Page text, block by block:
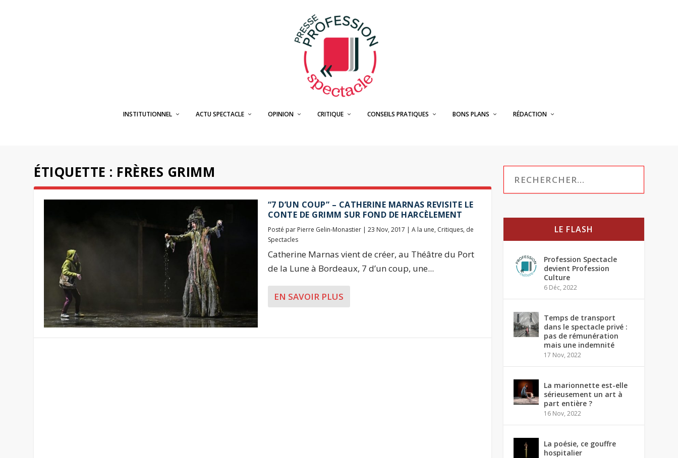
INSTITUTIONNEL ACTU SPECTACLE OPINION CRITIQUE CONSEILS PRATIQUES BONS PLANS RÉDACTION
ÉTIQUETTE : FRÈRES GRIMM
“7 D’UN COUP” – CATHERINE MARNAS REVISITE LE
CONTE DE GRIMM SUR FOND DE HARCÈLEMENT
Posté par Pierre Gelin-Monastier| 23 Nov, 2017 | A la une, Critiques, de
Spectacles
Catherine Marnas vient de créer, au Théâtre du Port
de la Lune à Bordeaux, 7 d’un coup, une...
EN SAVOIR PLUS
LE FLASH
Profession Spectacle
devient Profession
Culture
6 Déc, 2022
Temps de transport
dans le spectacle privé :
pas de rémunération
mais une indemnité
17 Nov, 2022
La marionnette est-elle
sérieusement un art à
part entière ?
16 Nov, 2022
La poésie, ce gouffre
hospitalier